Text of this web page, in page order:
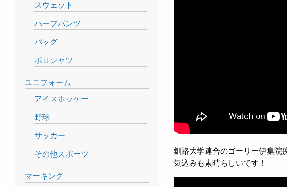
釧路大学連合のゴーリー伊集院
気込みも素晴らしいです！
スウェット
ハーフパンツ
バッグ
ポロシャツ
ユニフォーム
アイスホッケー
野球
サッカー
その他スポーツ
マーキング